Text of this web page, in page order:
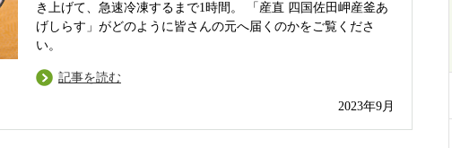
き上げて、急速冷凍するまで1時間。 「産直 四国佐田岬産釜あ
げしらす」がどのように皆さんの元へ届くのかをご覧くださ
い。
記事を読む
2023年9月